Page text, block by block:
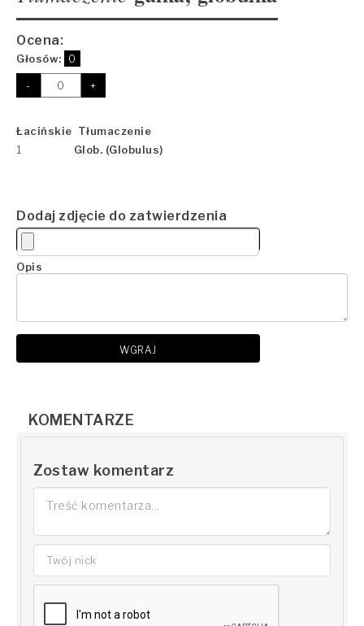
Ocena:
Głosów: 0
- +
Łacińskie Tłumaczenie
1
Glob. (Globulus)
Dodaj zdjęcie do zatwierdzenia
Opis
WGRAJ
KOMENTARZE
Zostaw komentarz